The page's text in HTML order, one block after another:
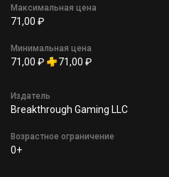
Максимальная цена
71,00 ₽
Минимальная цена
71,00 ₽ 71,00 ₽
Издатель
Breakthrough Gaming LLC
Возрастное ограничение
0+